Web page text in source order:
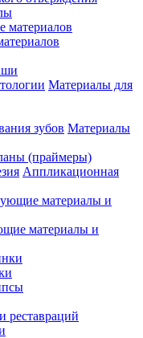
Материалы для
Материалы
(праймеры)
Аппликационная
материалы и
реставраций